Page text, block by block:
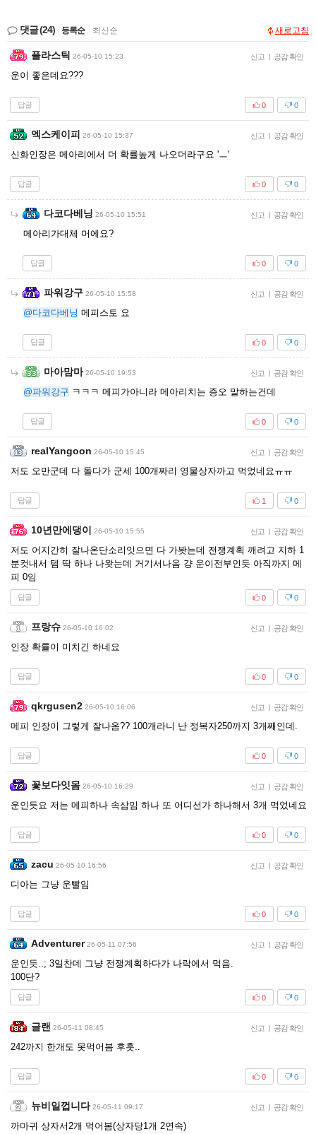
댓글(24) 등록순 최신순 새로고침
플라스틱 26-05-10 15:23 신고 | 공감 확인
운이 좋은데요???
답글 0
0
엑스케이피 26-05-10 15:37 신고 | 공감 확인
신화인장은 메아리에서 더 확률높게 나오더라구요 'ㅡ'
답글 0
0
다코다베닝 26-05-10 15:51 신고 | 공감 확인
메아리가대체 머에요?
답글 0
0
파워강구 26-05-10 15:58 신고 | 공감 확인
@다코다베닝 메피스토 요
답글 0
0
마아맘마 26-05-10 19:53 신고 | 공감 확인
@파워강구 ㅋㅋㅋ 메피가아니라 메아리치는 증오 말하는건데
답글 0
0
realYangoon 26-05-10 15:45 신고 | 공감 확인
저도 오만군데 다 돌다가 군세 100개짜리 영물상자까고 먹었네요ㅠㅠ
답글 0
1
10년만에댕이 26-05-10 15:55 신고 | 공감 확인
저도 어지간히 잘나온단소리잇으면 다 가봣는데 전쟁계획 깨려고 지하 1
분컷내서 템 딱 하나 나왓는데 거기서나옴 걍 운이전부인듯 아직까지 메
피 0임
답글 0
0
프랑슈 26-05-10 16:02 신고 | 공감 확인
인장 확률이 미치긴 하네요
답글 0
0
qkrgusen2 26-05-10 16:06 신고 | 공감 확인
메피 인장이 그렇게 잘나옴?? 100개라니 난 정복자250까지 3개째인데.
답글 0
0
꽃보다잇몸 26-05-10 16:29 신고 | 공감 확인
운인듯요 저는 메피하나 속삼임 하나 또 어디선가 하나해서 3개 먹었네요
답글 0
0
zacu 26-05-10 16:56 신고 | 공감 확인
디아는 그냥 운빨임
답글 0
0
Adventurer 26-05-11 07:56 신고 | 공감 확인
운인듯..; 3일찬데 그냥 전쟁계획하다가 나락에서 먹음.
100단?
답글 0
0
글랜 26-05-11 08:45 신고 | 공감 확인
242까지 한개도 못먹어봄 후훗..
답글 0
0
뉴비일껍니다 26-05-11 09:17 신고 | 공감 확인
까마귀 상자서2개 먹어봄(상자당1개 2연속)